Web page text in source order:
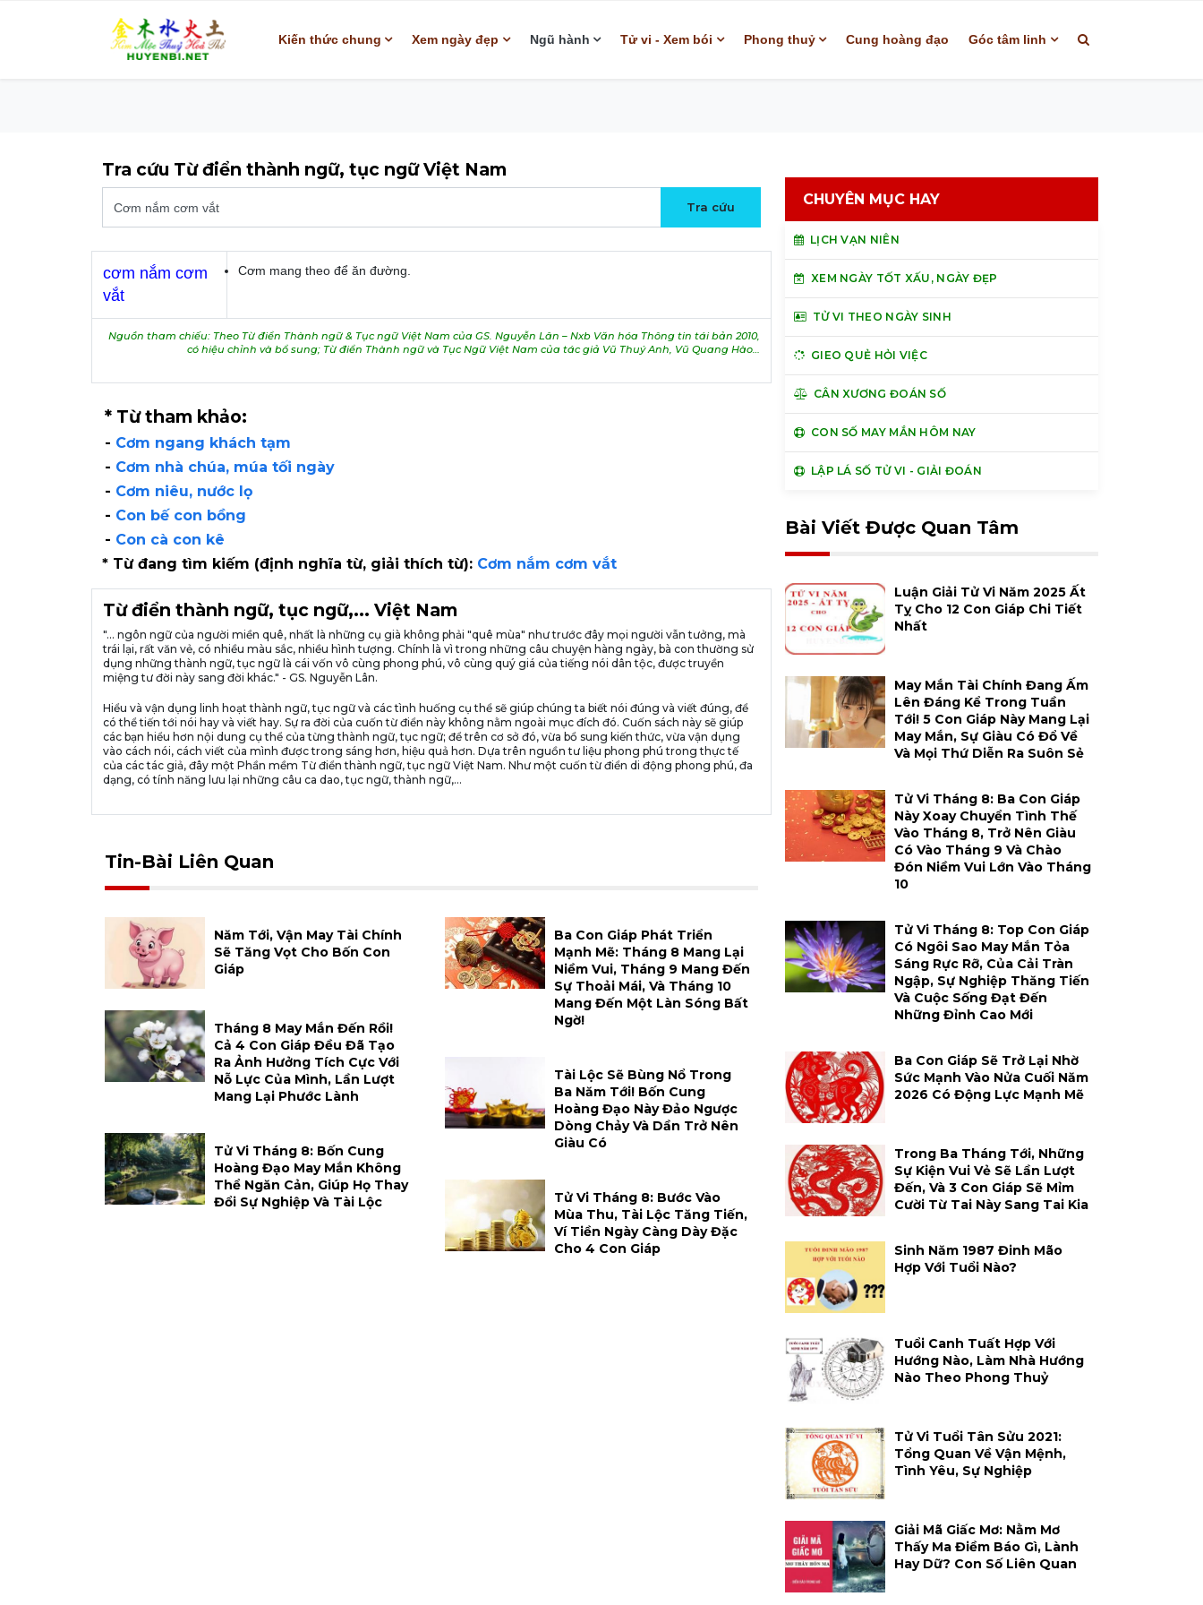
Kiến thức chung Xem ngày đẹp Ngũ hành Tử vi - Xem bói Phong thuỷ Cung hoàng đạo Góc tâm linh
Tra cứu Từ điển thành ngữ, tục ngữ Việt Nam
cơm nắm cơm
vắt
Cơm mang theo để ăn đường.
Nguồn tham chiếu: Theo Từ điển Thành ngữ & Tục ngữ Việt Nam của GS. Nguyễn Lân – Nxb Văn hóa Thông tin tái bản 2010,
có hiệu chỉnh và bổ sung; Từ điển Thành ngữ và Tục Ngữ Việt Nam của tác giả Vũ Thuý Anh, Vũ Quang Hào…
* Từ tham khảo:
- Cơm ngang khách tạm
- Cơm nhà chúa, múa tối ngày
- Cơm niêu, nước lọ
- Con bế con bồng
- Con cà con kê
* Từ đang tìm kiếm (định nghĩa từ, giải thích từ): Cơm nắm cơm vắt
Từ điển thành ngữ, tục ngữ,... Việt Nam
"... ngôn ngữ của người miền quê, nhất là những cụ già không phải "quê mùa" như trước đây mọi người vẫn tưởng, mà
trái lại, rất văn vẻ, có nhiều màu sắc, nhiều hình tượng. Chính là vì trong những câu chuyện hàng ngày, bà con thường sử
dụng những thành ngữ, tục ngữ là cái vốn vô cùng phong phú, vô cùng quý giá của tiếng nói dân tộc, được truyền
miệng tư đời này sang đời khác." - GS. Nguyễn Lân.
Hiểu và vận dụng linh hoạt thành ngữ, tục ngữ và các tình huống cụ thể sẽ giúp chúng ta biết nói đúng và viết đúng, để
có thể tiến tới nói hay và viết hay. Sự ra đời của cuốn từ điển này không nằm ngoài mục đích đó. Cuốn sách này sẽ giúp
các bạn hiểu hơn nội dung cụ thể của từng thành ngữ, tục ngữ; để trên cơ sở đó, vừa bổ sung kiến thức, vừa vận dụng
vào cách nói, cách viết của mình được trong sáng hơn, hiệu quả hơn. Dựa trên nguồn tư liệu phong phú trong thực tế
của các tác giả, đây một Phần mềm Từ điển thành ngữ, tục ngữ Việt Nam. Như một cuốn từ điển di động phong phú, đa
dạng, có tính năng lưu lại những câu ca dao, tục ngữ, thành ngữ,...
Tin-Bài Liên Quan
Năm Tới, Vận May Tài Chính
Sẽ Tăng Vọt Cho Bốn Con
Giáp
Tháng 8 May Mắn Đến Rồi!
Cả 4 Con Giáp Đều Đã Tạo
Ra Ảnh Hưởng Tích Cực Với
Nỗ Lực Của Mình, Lần Lượt
Mang Lại Phước Lành
Tử Vi Tháng 8: Bốn Cung
Hoàng Đạo May Mắn Không
Thể Ngăn Cản, Giúp Họ Thay
Đổi Sự Nghiệp Và Tài Lộc
Ba Con Giáp Phát Triển
Mạnh Mẽ: Tháng 8 Mang Lại
Niềm Vui, Tháng 9 Mang Đến
Sự Thoải Mái, Và Tháng 10
Mang Đến Một Làn Sóng Bất
Ngờ!
Tài Lộc Sẽ Bùng Nổ Trong
Ba Năm Tới! Bốn Cung
Hoàng Đạo Này Đảo Ngược
Dòng Chảy Và Dần Trở Nên
Giàu Có
Tử Vi Tháng 8: Bước Vào
Mùa Thu, Tài Lộc Tăng Tiến,
Ví Tiền Ngày Càng Dày Đặc
Cho 4 Con Giáp
CHUYÊN MỤC HAY
LỊCH VẠN NIÊN
XEM NGÀY TỐT XẤU, NGÀY ĐẸP
TỬ VI THEO NGÀY SINH
GIEO QUẺ HỎI VIỆC
CÂN XƯƠNG ĐOÁN SỐ
CON SỐ MAY MẮN HÔM NAY
LẬP LÁ SỐ TỬ VI - GIẢI ĐOÁN
Bài Viết Được Quan Tâm
Luận Giải Tử Vi Năm 2025 Ất
Tỵ Cho 12 Con Giáp Chi Tiết
Nhất
May Mắn Tài Chính Đang Ấm
Lên Đáng Kể Trong Tuần
Tới! 5 Con Giáp Này Mang Lại
May Mắn, Sự Giàu Có Đổ Về
Và Mọi Thứ Diễn Ra Suôn Sẻ
Tử Vi Tháng 8: Ba Con Giáp
Này Xoay Chuyển Tình Thế
Vào Tháng 8, Trở Nên Giàu
Có Vào Tháng 9 Và Chào
Đón Niềm Vui Lớn Vào Tháng
10
Tử Vi Tháng 8: Top Con Giáp
Có Ngôi Sao May Mắn Tỏa
Sáng Rực Rỡ, Của Cải Tràn
Ngập, Sự Nghiệp Thăng Tiến
Và Cuộc Sống Đạt Đến
Những Đỉnh Cao Mới
Ba Con Giáp Sẽ Trở Lại Nhờ
Sức Mạnh Vào Nửa Cuối Năm
2026 Có Động Lực Mạnh Mẽ
Trong Ba Tháng Tới, Những
Sự Kiện Vui Vẻ Sẽ Lần Lượt
Đến, Và 3 Con Giáp Sẽ Mỉm
Cười Từ Tai Này Sang Tai Kia
Sinh Năm 1987 Đinh Mão
Hợp Với Tuổi Nào?
Tuổi Canh Tuất Hợp Với
Hướng Nào, Làm Nhà Hướng
Nào Theo Phong Thuỷ
Tử Vi Tuổi Tân Sửu 2021:
Tổng Quan Về Vận Mệnh,
Tình Yêu, Sự Nghiệp
Giải Mã Giấc Mơ: Nằm Mơ
Thấy Ma Điềm Báo Gì, Lành
Hay Dữ? Con Số Liên Quan